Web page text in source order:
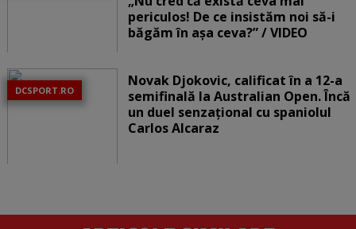
periculos! De ce insistăm noi să-i
băgăm în așa ceva?” / VIDEO
DCSPORT.RO
Novak Djokovic, calificat în a 12-a
semifinală la Australian Open. Încă
un duel senzațional cu spaniolul
Carlos Alcaraz